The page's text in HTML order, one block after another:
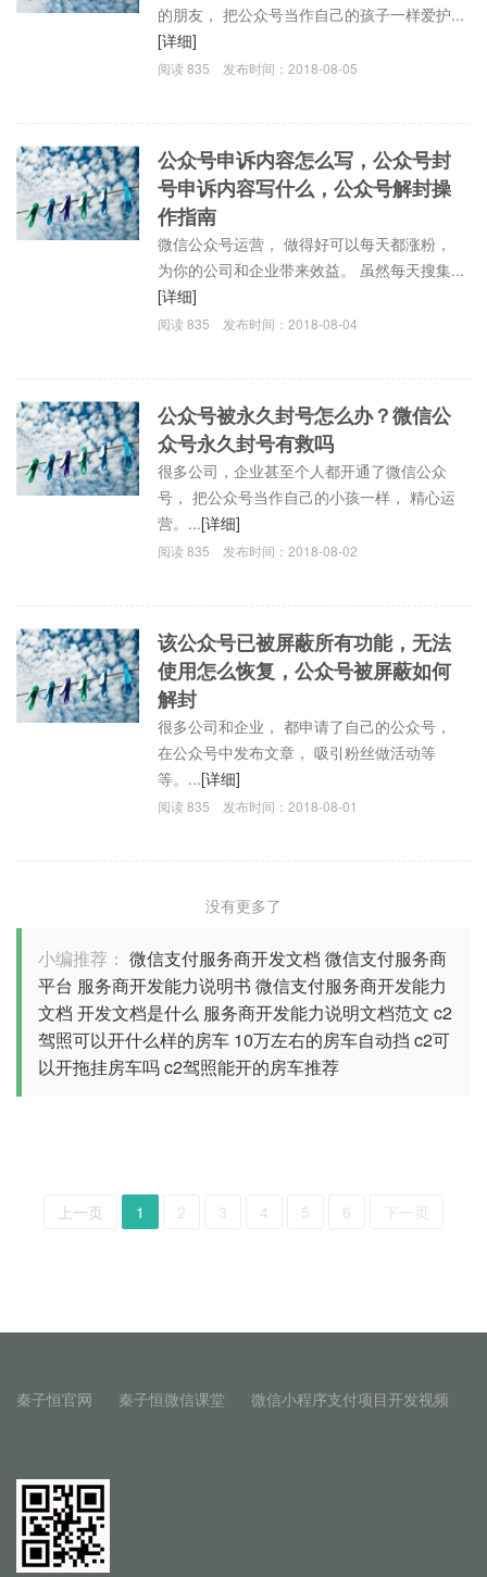
的朋友， 把公众号当作自己的孩子一样爱护...
[详细]
阅读835 发布时间：2018-08-05
公众号申诉内容怎么写，公众号封
号申诉内容写什么，公众号解封操
作指南
微信公众号运营， 做得好可以每天都涨粉，
为你的公司和企业带来效益。 虽然每天搜集...
[详细]
阅读835 发布时间：2018-08-04
公众号被永久封号怎么办？微信公
众号永久封号有救吗
很多公司，企业甚至个人都开通了微信公众
号， 把公众号当作自己的小孩一样， 精心运
营。...[详细]
阅读835 发布时间：2018-08-02
该公众号已被屏蔽所有功能，无法
使用怎么恢复，公众号被屏蔽如何
解封
很多公司和企业， 都申请了自己的公众号，
在公众号中发布文章， 吸引粉丝做活动等
等。...[详细]
阅读835 发布时间：2018-08-01
没有更多了
小编推荐： 微信支付服务商开发文档 微信支付服务商
平台 服务商开发能力说明书 微信支付服务商开发能力
文档 开发文档是什么 服务商开发能力说明文档范文 c2
驾照可以开什么样的房车 10万左右的房车自动挡 c2可
以开拖挂房车吗c2驾照能开的房车推荐
上一页 1 2 3 4 5 6 下一页
秦子恒官网 秦子恒微信课堂 微信小程序支付项目开发视频